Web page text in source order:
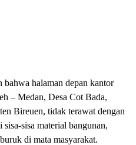
halaman depan kantor
– Medan, Desa Cot Bada,
Bireuen, tidak terawat dengan
sisa material bangunan,
di mata masyarakat.